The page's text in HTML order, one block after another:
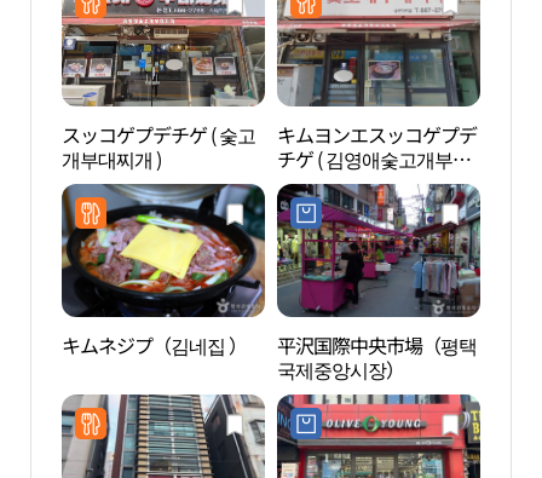
スッコゲプデチゲ ( 숯고
개부대찌개 )
キムヨンエスッコゲプデ
チゲ ( 김영애숯고개부대
찌개 )
キムネジプ（김네집 ）
平沢国際中央市場（평택
국제중앙시장）